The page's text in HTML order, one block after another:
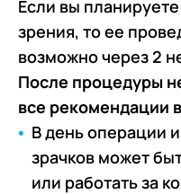
Если вы
зрения, то ее
возможно через 2
После процедуры
все рекомендации
В день операции
зрачков может
или работать за